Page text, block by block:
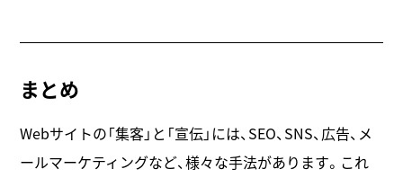
まとめ
Webサイトの「集客」と「宣伝」には、SEO、SNS、広告、メ
ールマーケティングなど、様々な手法があります。これ